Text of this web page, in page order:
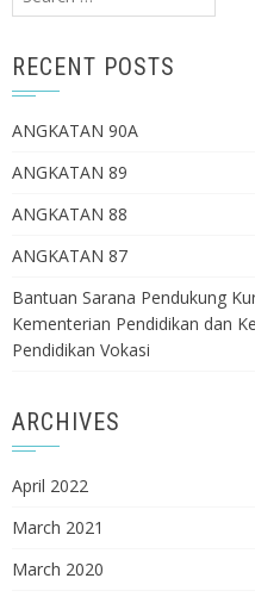
for:
RECENT POSTS
ANGKATAN 90A
ANGKATAN 89
ANGKATAN 88
ANGKATAN 87
Bantuan Sarana Pendukung
Kementerian Pendidikan dan
Pendidikan Vokasi
ARCHIVES
April 2022
March 2021
March 2020